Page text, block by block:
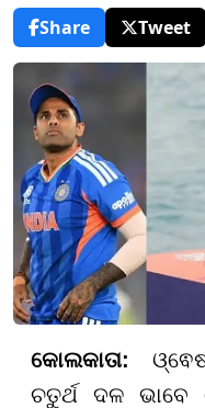
Share
Tweet
କୋଲକାତା:
ଚତୁର୍ଥ ଦଳ ଭାବେ